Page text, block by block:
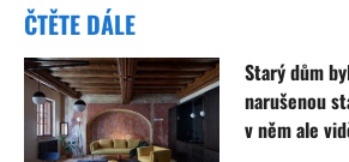
ČTĚTE DÁLE
Starý dům
narušenou
v něm ale